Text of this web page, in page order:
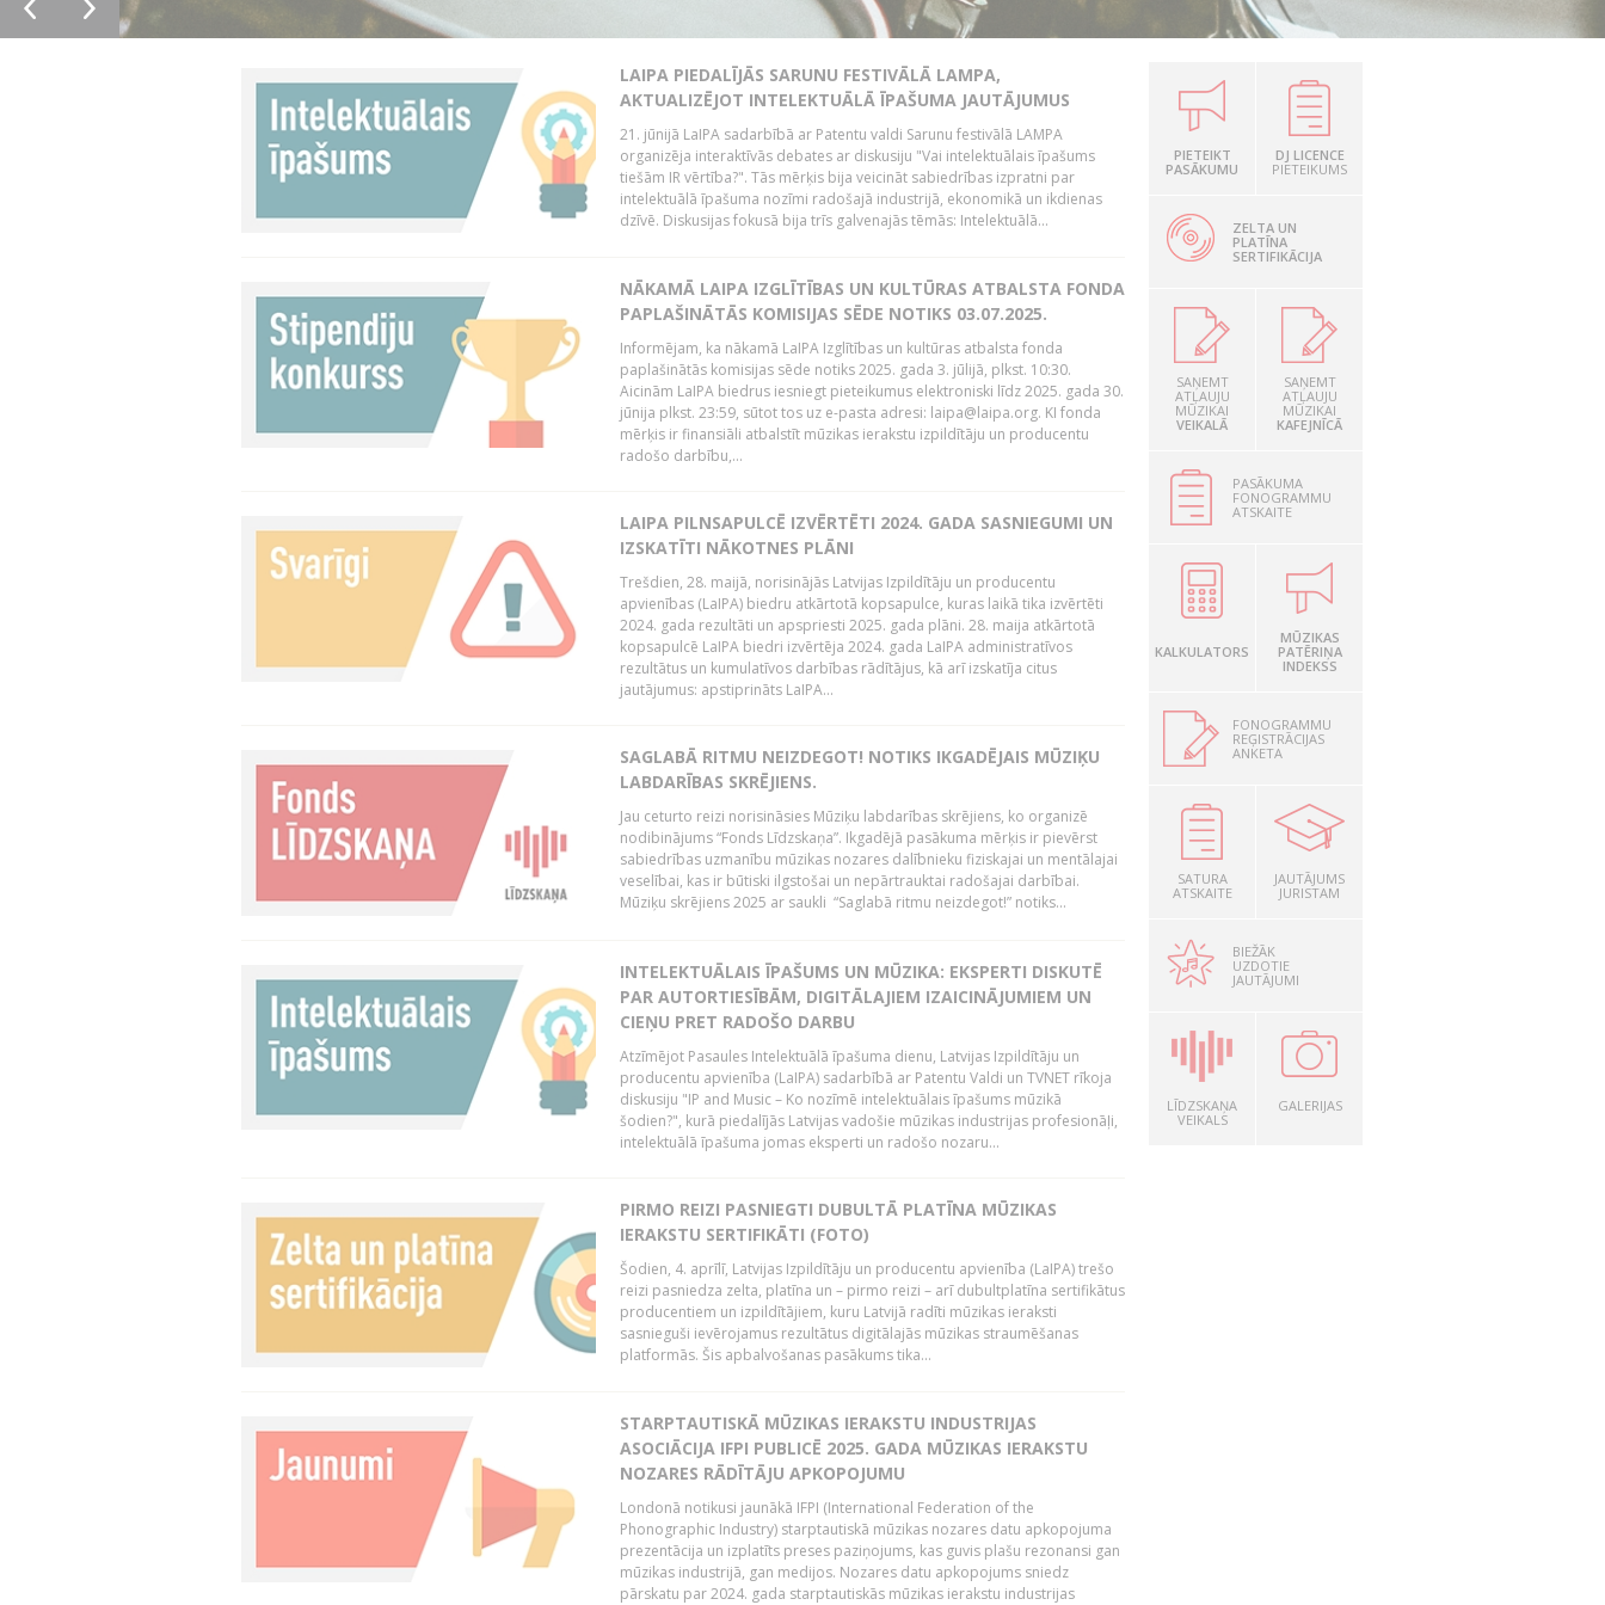
LAIPA PIEDALĪJĀS SARUNU FESTIVĀLĀ LAMPA,
AKTUALIZĒJOT INTELEKTUĀLĀ ĪPAŠUMA JAUTĀJUMUS
21. jūnijā LaIPA sadarbībā ar Patentu valdi Sarunu festivālā LAMPA
organizēja interaktīvās debates ar diskusiju "Vai intelektuālais īpašums
tiešām IR vērtība?". Tās mērķis bija veicināt sabiedrības izpratni par
intelektuālā īpašuma nozīmi radošajā industrijā, ekonomikā un ikdienas
dzīvē. Diskusijas fokusā bija trīs galvenajās tēmās: Intelektuālā...
NĀKAMĀ LAIPA IZGLĪTĪBAS UN KULTŪRAS ATBALSTA FONDA
PAPLAŠINĀTĀS KOMISIJAS SĒDE NOTIKS 03.07.2025.
Informējam, ka nākamā LaIPA Izglītības un kultūras atbalsta fonda
paplašinātās komisijas sēde notiks 2025. gada 3. jūlijā, plkst. 10:30.
Aicinām LaIPA biedrus iesniegt pieteikumus elektroniski līdz 2025. gada 30.
jūnija plkst. 23:59, sūtot tos uz e-pasta adresi: laipa@laipa.org. KI fonda
mērķis ir finansiāli atbalstīt mūzikas ierakstu izpildītāju un producentu
radošo darbību,...
LAIPA PILNSAPULCĒ IZVĒRTĒTI 2024. GADA SASNIEGUMI UN
IZSKATĪTI NĀKOTNES PLĀNI
Trešdien, 28. maijā, norisinājās Latvijas Izpildītāju un producentu
apvienības (LaIPA) biedru atkārtotā kopsapulce, kuras laikā tika izvērtēti
2024. gada rezultāti un apspriesti 2025. gada plāni. 28. maija atkārtotā
kopsapulcē LaIPA biedri izvērtēja 2024. gada LaIPA administratīvos
rezultātus un kumulatīvos darbības rādītājus, kā arī izskatīja citus
jautājumus: apstiprināts LaIPA...
SAGLABĀ RITMU NEIZDEGOT! NOTIKS IKGADĒJAIS MŪZIĶU
LABDARĪBAS SKRĒJIENS.
Jau ceturto reizi norisināsies Mūziķu labdarības skrējiens, ko organizē
nodibinājums “Fonds Līdzskaņa”. Ikgadējā pasākuma mērķis ir pievērst
sabiedrības uzmanību mūzikas nozares dalībnieku fiziskajai un mentālajai
veselībai, kas ir būtiski ilgstošai un nepārtrauktai radošajai darbībai.
Mūziķu skrējiens 2025 ar saukli “Saglabā ritmu neizdegot!” notiks...
INTELEKTUĀLAIS ĪPAŠUMS UN MŪZIKA: EKSPERTI DISKUTĒ
PAR AUTORTIESĪBĀM, DIGITĀLAJIEM IZAICINĀJUMIEM UN
CIEŅU PRET RADOŠO DARBU
Atzīmējot Pasaules Intelektuālā īpašuma dienu, Latvijas Izpildītāju un
producentu apvienība (LaIPA) sadarbībā ar Patentu Valdi un TVNET rīkoja
diskusiju "IP and Music – Ko nozīmē intelektuālais īpašums mūzikā
šodien?", kurā piedalījās Latvijas vadošie mūzikas industrijas profesionāļi,
intelektuālā īpašuma jomas eksperti un radošo nozaru...
PIRMO REIZI PASNIEGTI DUBULTĀ PLATĪNA MŪZIKAS
IERAKSTU SERTIFIKĀTI (FOTO)
Šodien, 4. aprīlī, Latvijas Izpildītāju un producentu apvienība (LaIPA) trešo
reizi pasniedza zelta, platīna un – pirmo reizi – arī dubultplatīna sertifikātus
producentiem un izpildītājiem, kuru Latvijā radīti mūzikas ieraksti
sasnieguši ievērojamus rezultātus digitālajās mūzikas straumēšanas
platformās. Šis apbalvošanas pasākums tika...
STARPTAUTISKĀ MŪZIKAS IERAKSTU INDUSTRIJAS
ASOCIĀCIJA IFPI PUBLICĒ 2025. GADA MŪZIKAS IERAKSTU
NOZARES RĀDĪTĀJU APKOPOJUMU
Londonā notikusi jaunākā IFPI (International Federation of the
Phonographic Industry) starptautiskā mūzikas nozares datu apkopojuma
prezentācija un izplatīts preses paziņojums, kas guvis plašu rezonansi gan
mūzikas industrijā, gan medijos. Nozares datu apkopojums sniedz
pārskatu par 2024. gada starptautiskās mūzikas ierakstu industrijas
PIETEIKT
PASĀKUMU
DJ LICENCE
PIETEIKUMS
ZELTA UN
PLATĪNA
SERTIFIKĀCIJA
SAŅEMT
ATĻAUJU
MŪZIKAI
VEIKALĀ
SAŅEMT
ATĻAUJU
MŪZIKAI
KAFEJNĪCĀ
PASĀKUMA
FONOGRAMMU
ATSKAITE
KALKULATORS
MŪZIKAS
PATĒRIŅA
INDEKSS
FONOGRAMMU
REĢISTRĀCIJAS
ANKETA
SATURA
ATSKAITE
JAUTĀJUMS
JURISTAM
BIEŽĀK
UZDOTIE
JAUTĀJUMI
LĪDZSKAŅA
VEIKALS
GALERIJAS